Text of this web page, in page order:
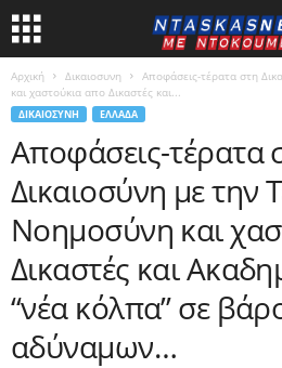
Αρχική Δικαιοσυνη
Αποφάσεις-τέρατα στη
και χαστούκια απο Δικαστές και...
ΔΙΚΑΙΟΣΥΝΗ ΕΛΛΑΔΑ
Αποφάσεις-τέρατα
Δικαιοσύνη με την
Νοημοσύνη και
Δικαστές και
“νέα κόλπα” σε
αδύναμων…